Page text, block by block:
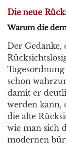
Die neue
Warum die
Der Gedanke,
schon
damit er
werden kann,
die alte
wie man sich
modernen